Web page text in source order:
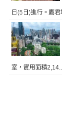
日(5日)進行。鷹
室，實用面積